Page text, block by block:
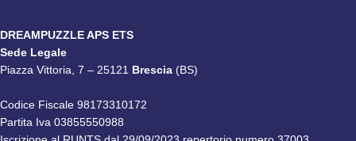
DREAMPUZZLE APS ETS
Sede Legale
Piazza Vittoria, 7 – 25121 Brescia (BS)
Codice Fiscale 98173310172
Partita Iva 03855550988